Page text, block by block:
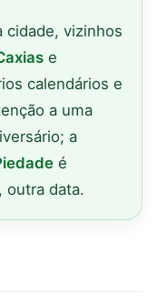
cidade, vizinhos
e
calendários e
a uma
a
é
outra data.